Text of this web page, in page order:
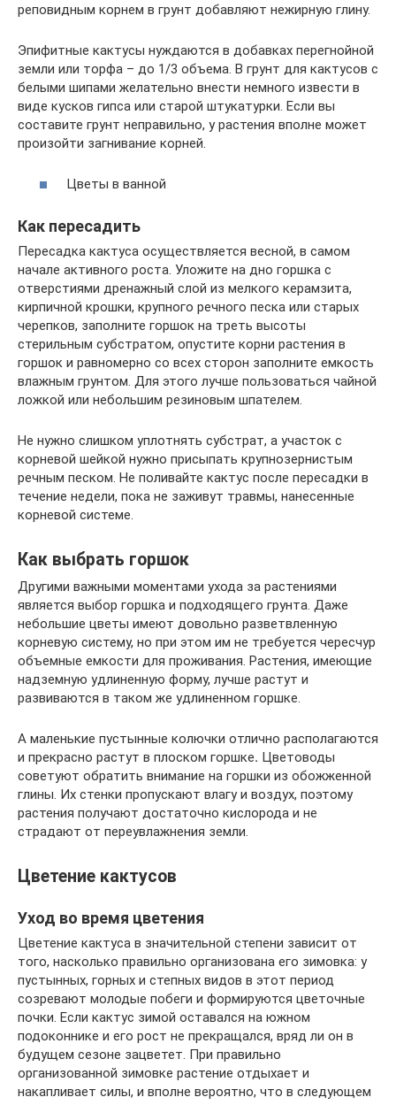
реповидным корнем в грунт добавляют нежирную глину.
Эпифитные кактусы нуждаются в добавках перегнойной
земли или торфа – до 1/3 объема. В грунт для кактусов с
белыми шипами желательно внести немного извести в
виде кусков гипса или старой штукатурки. Если вы
составите грунт неправильно, у растения вполне может
произойти загнивание корней.
Цветы в ванной
Как пересадить
Пересадка кактуса осуществляется весной, в самом
начале активного роста. Уложите на дно горшка с
отверстиями дренажный слой из мелкого керамзита,
кирпичной крошки, крупного речного песка или старых
черепков, заполните горшок на треть высоты
стерильным субстратом, опустите корни растения в
горшок и равномерно со всех сторон заполните емкость
влажным грунтом. Для этого лучше пользоваться чайной
ложкой или небольшим резиновым шпателем.
Не нужно слишком уплотнять субстрат, а участок с
корневой шейкой нужно присыпать крупнозернистым
речным песком. Не поливайте кактус после пересадки в
течение недели, пока не заживут травмы, нанесенные
корневой системе.
Как выбрать горшок
Другими важными моментами ухода за растениями
является выбор горшка и подходящего грунта. Даже
небольшие цветы имеют довольно разветвленную
корневую систему, но при этом им не требуется чересчур
объемные емкости для проживания. Растения, имеющие
надземную удлиненную форму, лучше растут и
развиваются в таком же удлиненном горшке.
А маленькие пустынные колючки отлично располагаются
и прекрасно растут в плоском горшке. Цветоводы
советуют обратить внимание на горшки из обожженной
глины. Их стенки пропускают влагу и воздух, поэтому
растения получают достаточно кислорода и не
страдают от переувлажнения земли.
Цветение кактусов
Уход во время цветения
Цветение кактуса в значительной степени зависит от
того, насколько правильно организована его зимовка: у
пустынных, горных и степных видов в этот период
созревают молодые побеги и формируются цветочные
почки. Если кактус зимой оставался на южном
подоконнике и его рост не прекращался, вряд ли он в
будущем сезоне зацветет. При правильно
организованной зимовке растение отдыхает и
накапливает силы, и вполне вероятно, что в следующем